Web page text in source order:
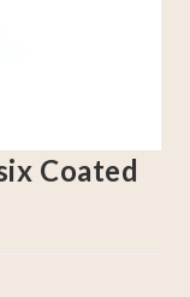
Coated